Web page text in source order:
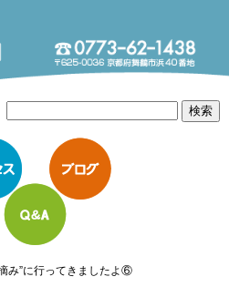
み”に行ってきましたよ⑥